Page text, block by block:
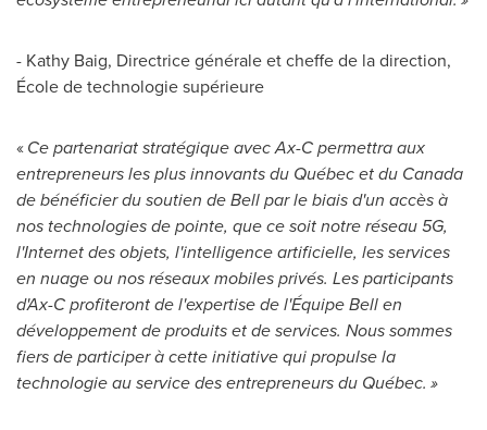
- Kathy Baig, Directrice générale et cheffe de la direction,
École de technologie supérieure
«Ce partenariat stratégique avec Ax-C permettra aux
entrepreneurs les plus innovants du Québec et du Canada
de bénéficier du soutien de Bell par le biais d'un accès à
nos technologies de pointe, que ce soit notre réseau 5G,
l'Internet des objets, l'intelligence artificielle, les services
en nuage ou nos réseaux mobiles privés. Les participants
d'Ax-C profiteront de l'expertise de l'Équipe Bell en
développement de produits et de services. Nous sommes
fiers de participer à cette initiative qui propulse la
technologie au service des entrepreneurs du Québec. »